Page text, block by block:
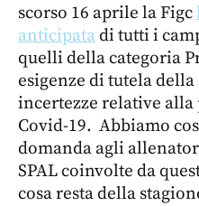
scorso 16 aprile la Figc
anticipatadi tutti i
quelli della categoria
esigenze di tutela
incertezze relative
Covid-19. Abbiamo
domanda agli
SPAL coinvolte da
cosa resta della